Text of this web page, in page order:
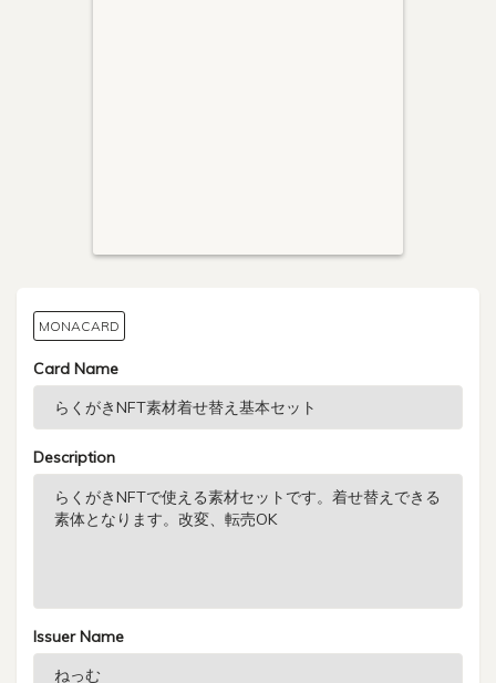
MONACARD
Card Name
Description
Issuer Name